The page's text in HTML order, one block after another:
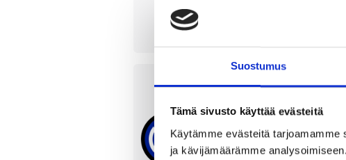
Suostumus
Tämä sivusto käyttää evästeitä
Käytämme evästeitä
ja kävijämäärämme
A-sarja
10 tai 11
Stadio